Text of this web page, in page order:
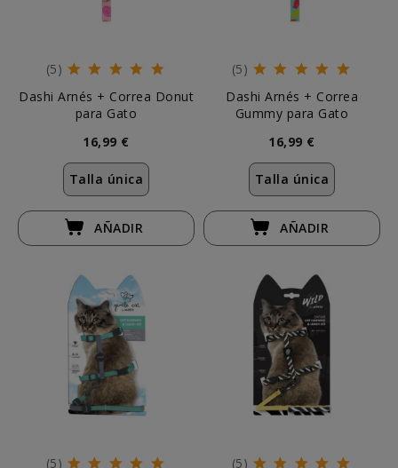
(5)
Dashi Arnés + Correa Donut
para Gato
16,99 €
Talla única
AÑADIR
(5)
Dashi Arnés + Correa
Gummy para Gato
16,99 €
Talla única
AÑADIR
(5) (5)